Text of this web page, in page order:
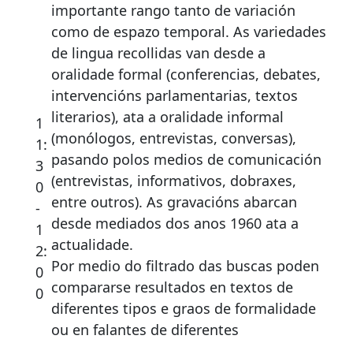
1
1:
3
0
-
1
2:
0
0
importante rango tanto de variación
como de espazo temporal. As variedades
de lingua recollidas van desde a
oralidade formal (conferencias, debates,
intervencións parlamentarias, textos
literarios), ata a oralidade informal
(monólogos, entrevistas, conversas),
pasando polos medios de comunicación
(entrevistas, informativos, dobraxes,
entre outros). As gravacións abarcan
desde mediados dos anos 1960 ata a
actualidade.
Por medio do filtrado das buscas poden
compararse resultados en textos de
diferentes tipos e graos de formalidade
ou en falantes de diferentes